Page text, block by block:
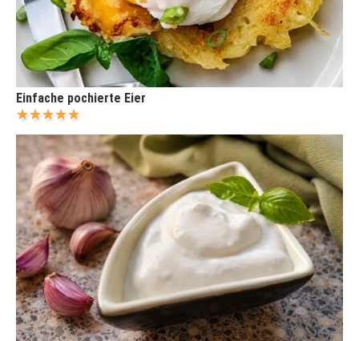
Einfache pochierte Eier